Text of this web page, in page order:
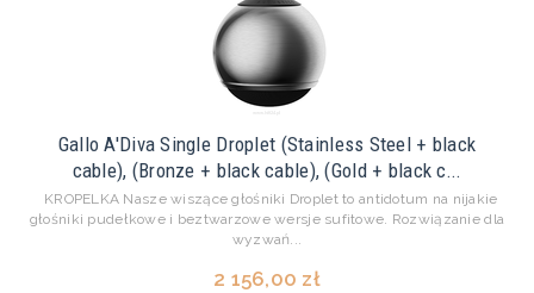
Gallo A'Diva Single Droplet (Stainless Steel + black
cable), (Bronze + black cable), (Gold + black c...
KROPELKA Nasze wiszące głośniki Droplet to antidotum na nijakie
głośniki pudełkowe i beztwarzowe wersje sufitowe. Rozwiązanie dla
wyzwań...
2 156,00 zł